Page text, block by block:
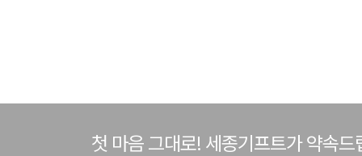
첫 마음 그대로! 세종기프트가 약속드